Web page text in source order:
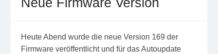
Heute Abend wurde die neue Version 169 der
Firmware veröffentlicht und für das Autoupdate